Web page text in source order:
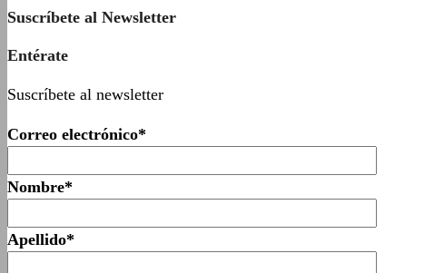
Suscríbete al Newsletter
Entérate
Suscríbete al newsletter
Correo electrónico*
Nombre*
Apellido*